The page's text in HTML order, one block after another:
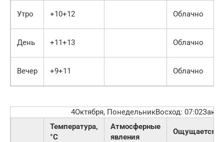
Утро +10+12 Облачно
День +11+13 Облачно
Вечер +9+11 Облачно
4Октября, ПонедельникВосход:
Температура,
°C
Атмосферные
явления
Ощущается